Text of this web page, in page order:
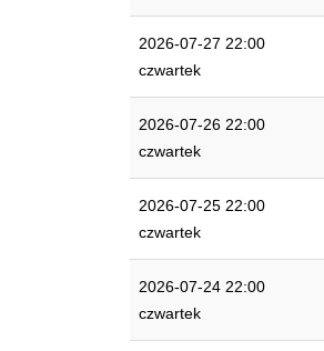
2026-07-27 22:00
czwartek
2026-07-26 22:00
czwartek
2026-07-25 22:00
czwartek
2026-07-24 22:00
czwartek